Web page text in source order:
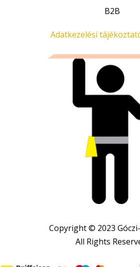
B2B
Adatkezelési
Copyright © 2023
All Rights